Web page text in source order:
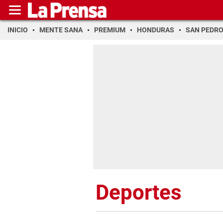
INICIO MENTE SANA PREMIUM HONDURAS SAN PEDRO
Deportes